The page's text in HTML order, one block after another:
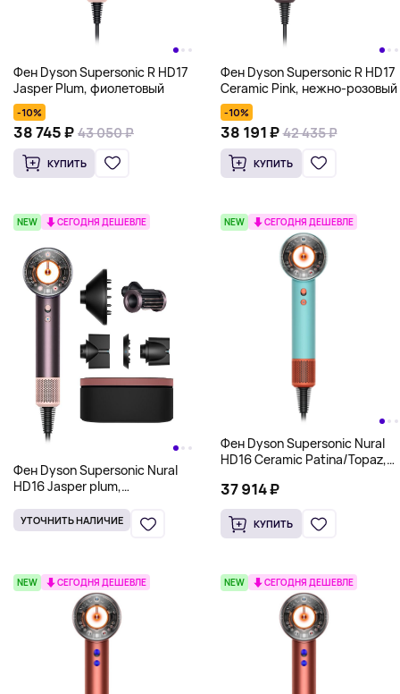
Фен Dyson Supersonic R HD17
Jasper Plum, фиолетовый
-10%
38 745 ₽ 43 050 ₽
КУПИТЬ
Фен Dyson Supersonic R HD17
Ceramic Pink, нежно-розовый
-10%
38 191 ₽ 42 435 ₽
КУПИТЬ
NEW СЕГОДНЯ ДЕШЕВЛЕ
Фен Dyson Supersonic Nural
HD16 Jasper plum,
УТОЧНИТЬ НАЛИЧИЕ
NEW СЕГОДНЯ ДЕШЕВЛЕ
Фен Dyson Supersonic Nural
HD16 Ceramic Patina/Topaz,
37 914 ₽
КУПИТЬ
NEW СЕГОДНЯ ДЕШЕВЛЕ NEW СЕГОДНЯ ДЕШЕВЛЕ